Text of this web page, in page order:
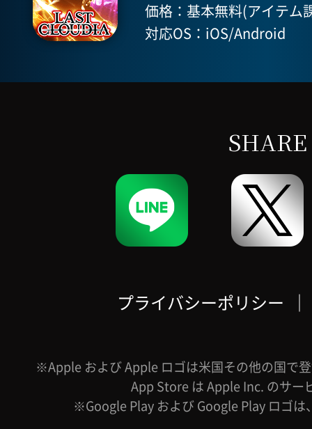
価格：基本無料(アイテム
対応OS：iOS/Android
SHARE
プライバシーポリシー ｜
※Apple および Apple ロゴは米国その他の国で
App Store は Apple Inc. のサー
※Google Play および Google Play ロゴは